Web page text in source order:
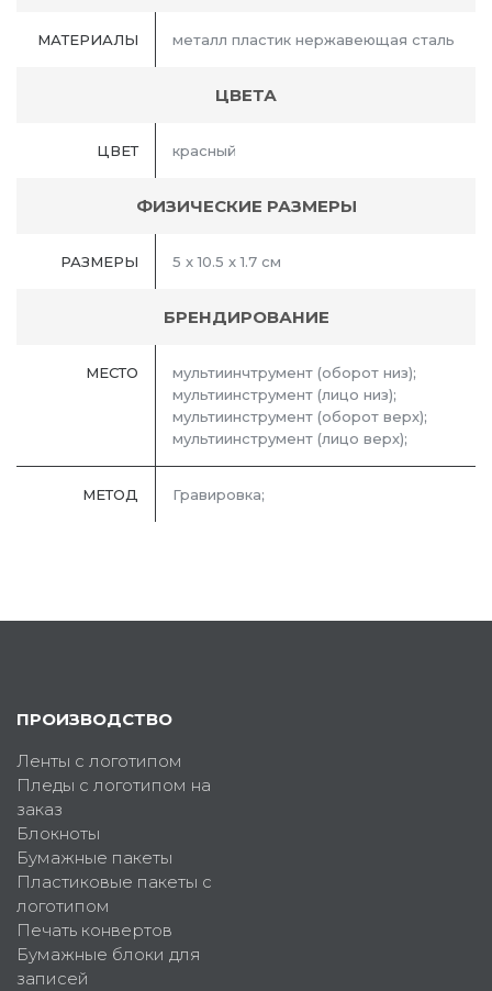
МАТЕРИАЛЫ металл пластик нержавеющая сталь
ЦВЕТА
ЦВЕТ красный
ФИЗИЧЕСКИЕ РАЗМЕРЫ
РАЗМЕРЫ 5 x 10.5 x 1.7 см
БРЕНДИРОВАНИЕ
МЕСТО
мультиинчтрумент (оборот низ);
мультиинструмент (лицо низ);
мультиинструмент (оборот верх);
мультиинструмент (лицо верх);
МЕТОД Гравировка;
ПРОИЗВОДСТВО
Ленты с логотипом
Пледы с логотипом на
заказ
Блокноты
Бумажные пакеты
Пластиковые пакеты с
логотипом
Печать конвертов
Бумажные блоки для
записей